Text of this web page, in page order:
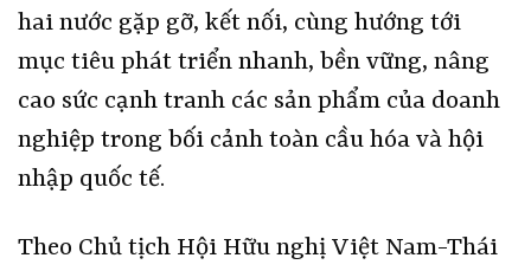
hai nước gặp gỡ, kết nối, cùng hướng tới
mục tiêu phát triển nhanh, bền vững, nâng
cao sức cạnh tranh các sản phẩm của doanh
nghiệp trong bối cảnh toàn cầu hóa và hội
nhập quốc tế.
Theo Chủ tịch Hội Hữu nghị Việt Nam-Thái